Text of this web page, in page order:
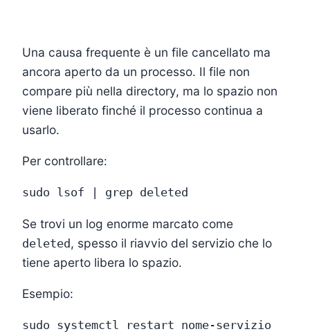
Una causa frequente è un file cancellato ma
ancora aperto da un processo. Il file non
compare più nella directory, ma lo spazio non
viene liberato finché il processo continua a
usarlo.
Per controllare:
Se trovi un log enorme marcato come
deleted, spesso il riavvio del servizio che lo
tiene aperto libera lo spazio.
Esempio: